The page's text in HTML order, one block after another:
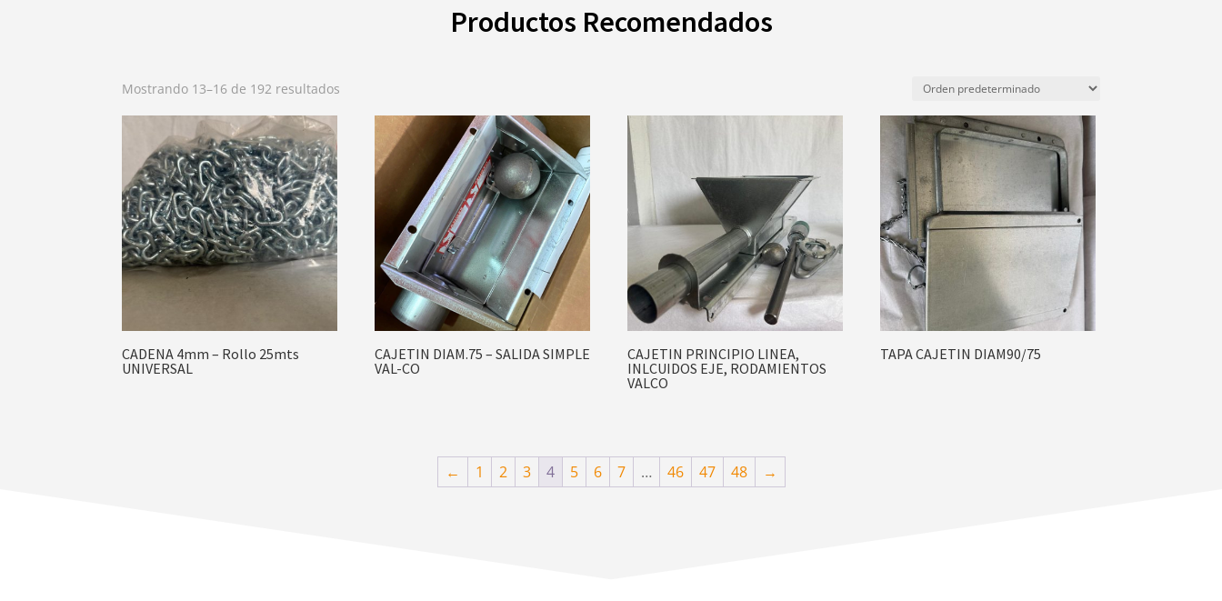
Productos Recomendados
Mostrando 13–16 de 192 resultados
CADENA 4mm – Rollo 25mts
UNIVERSAL
CAJETIN DIAM.75 – SALIDA SIMPLE
VAL-CO
CAJETIN PRINCIPIO LINEA,
INLCUIDOS EJE, RODAMIENTOS
VALCO
TAPA CAJETIN DIAM90/75
← 1 2 3 4 5 6 7 … 46 47 48 →